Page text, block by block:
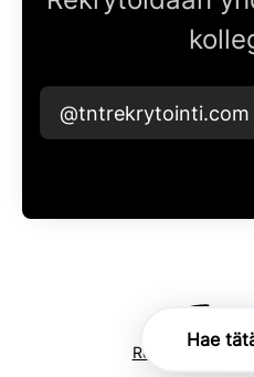
Hae
@tntrekrytointi.com